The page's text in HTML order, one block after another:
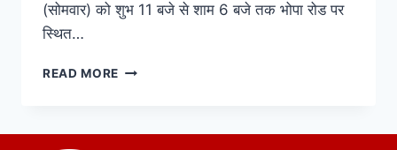
(सोमवार) को शुभ 11 बजे से शाम 6 बजे तक भोपा रोड पर
स्थित…
READ MORE